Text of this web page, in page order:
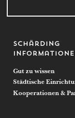
Schärding
Gut zu wissen
Städtische
Kooperationen &